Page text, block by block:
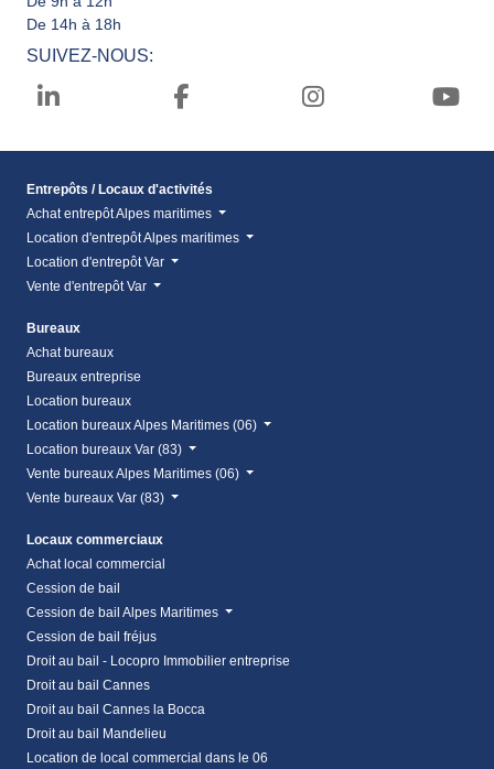
De 14h à 18h
SUIVEZ-NOUS:
Entrepôts / Locaux d'activités
Achat entrepôt Alpes maritimes
Location d'entrepôt Alpes maritimes
Location d'entrepôt Var
Vente d'entrepôt Var
Bureaux
Achat bureaux
Bureaux entreprise
Location bureaux
Location bureaux Alpes Maritimes (06)
Location bureaux Var (83)
Vente bureaux Alpes Maritimes (06)
Vente bureaux Var (83)
Locaux commerciaux
Achat local commercial
Cession de bail
Cession de bail Alpes Maritimes
Cession de bail fréjus
Droit au bail - Locopro Immobilier entreprise
Droit au bail Cannes
Droit au bail Cannes la Bocca
Droit au bail Mandelieu
Location de local commercial dans le 06